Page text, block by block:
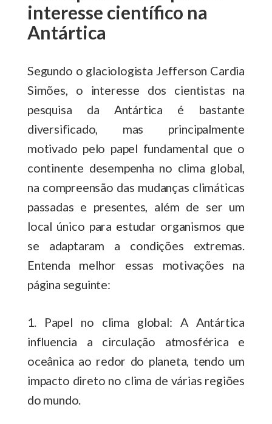
interesse científico na
Antártica
Segundo o glaciologista Jefferson Cardia
Simões, o interesse dos cientistas na
pesquisa da Antártica é bastante
diversificado, mas principalmente
motivado pelo papel fundamental que o
continente desempenha no clima global,
na compreensão das mudanças climáticas
passadas e presentes, além de ser um
local único para estudar organismos que
se adaptaram a condições extremas.
Entenda melhor essas motivações na
página seguinte:
1. Papel no clima global: A Antártica
influencia a circulação atmosférica e
oceânica ao redor do planeta, tendo um
impacto direto no clima de várias regiões
do mundo.